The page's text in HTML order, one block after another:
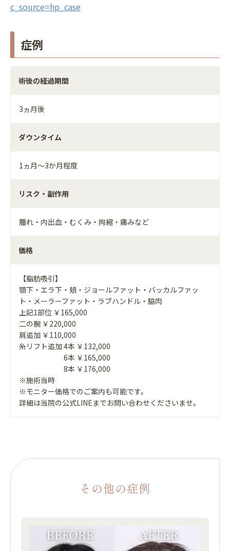
c_source=hp_case
症例
術後の経過期間
3ヵ月後
ダウンタイム
1ヵ月～3か月程度
リスク・副作用
腫れ・内出血・むくみ・拘縮・痛みなど
価格
【脂肪吸引】
顎下・エラ下・頬・ジョールファット・バッカルファッ
ト・メーラーファット・ラブハンドル・脇肉
上記1部位 ￥165,000
二の腕 ￥220,000
肩追加 ￥110,000
糸リフト追加 4本 ￥132,000
6本 ￥165,000
8本 ￥176,000
※施術当時
※モニター価格でのご案内も可能です。
詳細は当院の公式LINEまでお問い合わせくださいませ。
その他の症例